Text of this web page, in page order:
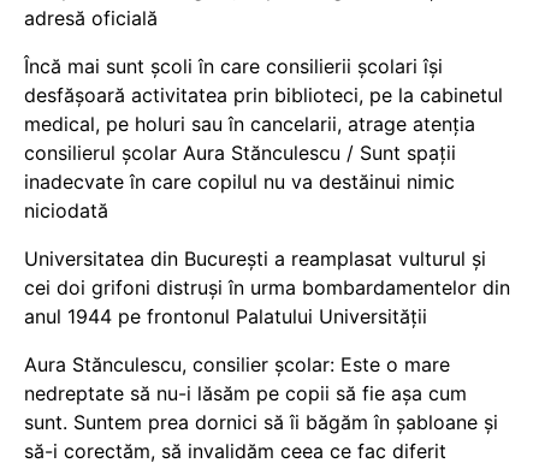
adresă oficială
Încă mai sunt școli în care consilierii școlari își
desfășoară activitatea prin biblioteci, pe la cabinetul
medical, pe holuri sau în cancelarii, atrage atenția
consilierul școlar Aura Stănculescu / Sunt spații
inadecvate în care copilul nu va destăinui nimic
niciodată
Universitatea din București a reamplasat vulturul și
cei doi grifoni distruși în urma bombardamentelor din
anul 1944 pe frontonul Palatului Universității
Aura Stănculescu, consilier școlar: Este o mare
nedreptate să nu-i lăsăm pe copii să fie așa cum
sunt. Suntem prea dornici să îi băgăm în șabloane și
să-i corectăm, să invalidăm ceea ce fac diferit